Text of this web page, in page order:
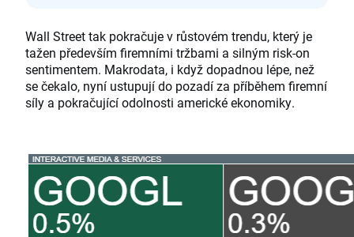
Wall Street tak pokračuje v růstovém trendu, který je
tažen především firemními tržbami a silným risk-on
sentimentem. Makrodata, i když dopadnou lépe, než
se čekalo, nyní ustupují do pozadí za příběhem firemní
síly a pokračující odolnosti americké ekonomiky.